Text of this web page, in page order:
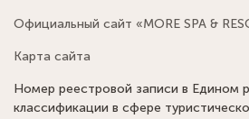
Официальный сайт «MORE SPA &
Карта сайта
Номер реестровой записи в Едином
классификации в сфере